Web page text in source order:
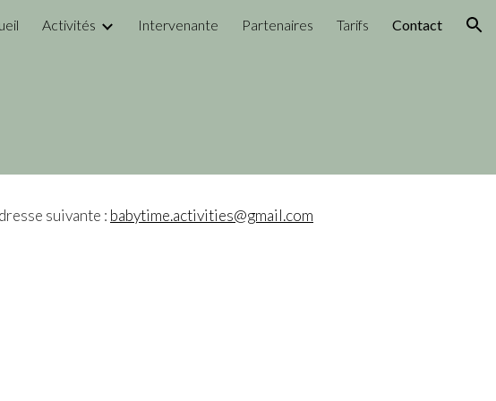
Skip to navigation
Activités Intervenante Partenaires Tarifs Contact
suivante : babytime.activities@gmail.com